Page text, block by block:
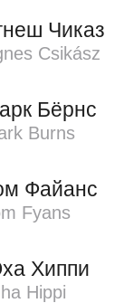
Чиказ
Csikász
Бёрнс
Burns
Файанс
Fyans
Хиппи
Hippi